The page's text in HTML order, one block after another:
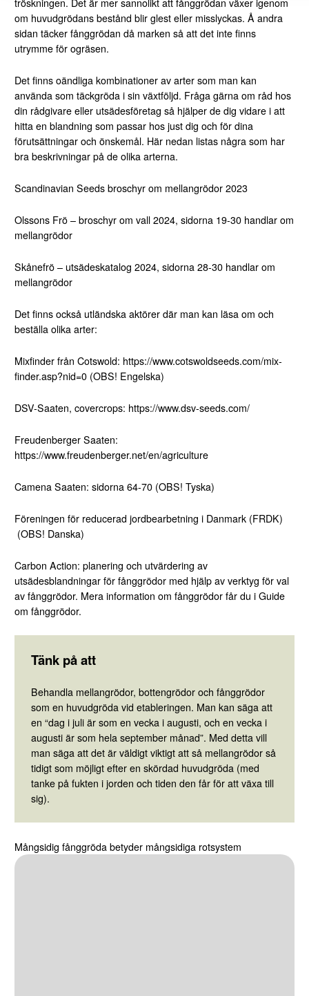
om huvudgrödans bestånd blir glest eller misslyckas. Å andra
sidan täcker fånggrödan då marken så att det inte finns
utrymme för ogräsen.
Det finns oändliga kombinationer av arter som man kan
använda som täckgröda i sin växtföljd. Fråga gärna om råd hos
din rådgivare eller utsädesföretag så hjälper de dig vidare i att
hitta en blandning som passar hos just dig och för dina
förutsättningar och önskemål. Här nedan listas några som har
bra beskrivningar på de olika arterna.
Scandinavian Seeds broschyr om mellangrödor 2023
Olssons Frö – broschyr om vall 2024, sidorna 19-30 handlar om
mellangrödor
Skånefrö – utsädeskatalog 2024, sidorna 28-30 handlar om
mellangrödor
Det finns också utländska aktörer där man kan läsa om och
beställa olika arter:
Mixfinder från Cotswold: https://www.cotswoldseeds.com/mix-
finder.asp?nid=0 (OBS! Engelska)
DSV-Saaten, covercrops: https://www.dsv-seeds.com/
Freudenberger Saaten:
https://www.freudenberger.net/en/agriculture
Camena Saaten: sidorna 64-70 (OBS! Tyska)
Föreningen för reducerad jordbearbetning i Danmark (FRDK)
(OBS! Danska)
Carbon Action: planering och utvärdering av
utsädesblandningar för fånggrödor med hjälp avverktyg för val
av fånggrödor. Mera information om fånggrödor får du iGuide
om fånggrödor.
Tänk på att
Behandla mellangrödor, bottengrödor och fånggrödor
som en huvudgröda vid etableringen. Man kan säga att
en “dag i juli är som en vecka i augusti, och en vecka i
augusti är som hela september månad”. Med detta vill
man säga att det är väldigt viktigt att så mellangrödor så
tidigt som möjligt efter en skördad huvudgröda (med
tanke på fukten i jorden och tiden den får för att växa till
sig).
Mångsidig fånggröda betyder mångsidiga rotsystem